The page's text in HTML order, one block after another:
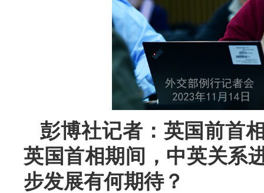
彭博社记者：英国前首
英国首相期间，中英关系
步发展有何期待？